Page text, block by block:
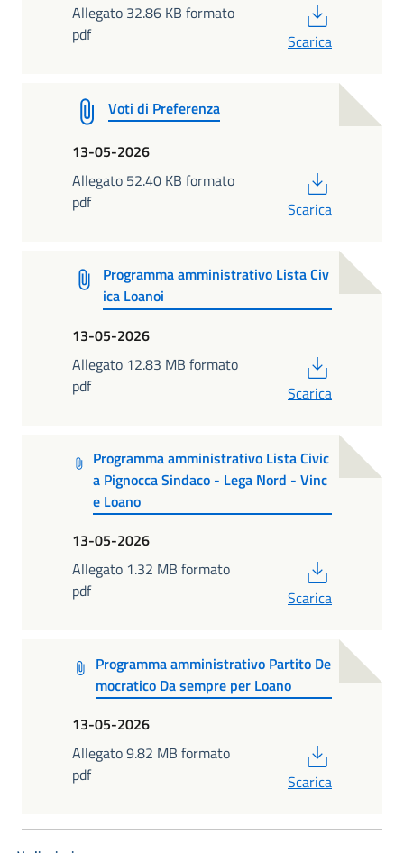
Allegato 32.86 KB formato
pdf
Scarica
Voti di Preferenza
13-05-2026
Allegato 52.40 KB formato
pdf
Scarica
Programma amministrativo Lista Civ
ica Loanoi
13-05-2026
Allegato 12.83 MB formato
pdf
Scarica
Programma amministrativo Lista Civic
a Pignocca Sindaco - Lega Nord - Vinc
e Loano
13-05-2026
Allegato 1.32 MB formato
pdf
Scarica
Programma amministrativo Partito De
mocratico Da sempre per Loano
13-05-2026
Allegato 9.82 MB formato
pdf
Scarica